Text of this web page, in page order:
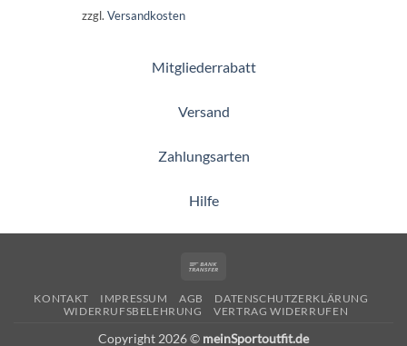
zzgl. Versandkosten
Mitgliederrabatt
Versand
Zahlungsarten
Hilfe
KONTAKT IMPRESSUM AGB
DATENSCHUTZERKLÄRUNG
WIDERRUFSBELEHRUNG
VERTRAG WIDERRUFEN
Copyright 2026 © meinSportoutfit.de